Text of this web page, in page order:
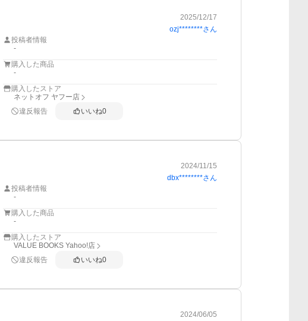
2025/12/17
ozj********さん
投稿者情報
-
購入した商品
-
購入したストア
ネットオフ ヤフー店
違反報告
いいね0
2024/11/15
dbx********さん
投稿者情報
-
購入した商品
-
購入したストア
VALUE BOOKS Yahoo!店
違反報告
いいね0
2024/06/05